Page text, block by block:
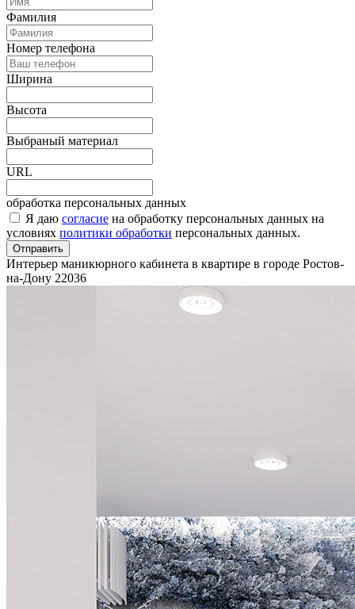
Фамилия
Номер телефона
Ширина
Высота
Выбраный материал
URL
обработка персональных данных
Я даю согласие на обработку персональных данных на
условиях политики обработки персональных данных.
Отправить
Интерьер маникюрного кабинета в квартире в городе Ростов-
на-Дону 22036